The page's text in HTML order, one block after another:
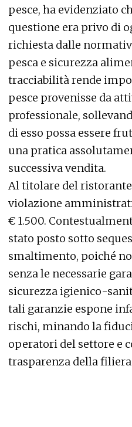
pesce, ha evidenziato
questione era privo di
richiesta dalle
pesca e sicurezza
tracciabilità rende
pesce provenisse da
professionale,
di esso possa essere
una pratica
successiva vendita.
Al titolare del
violazione
€ 1.500.
stato posto sotto
smaltimento, poiché
senza le necessarie
sicurezza igienico-
tali garanzie espone
rischi, minando la
operatori del settore e
trasparenza della